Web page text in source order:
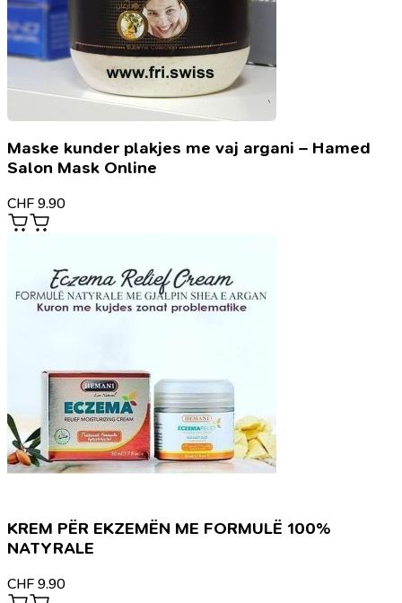
Maske kunder plakjes me vaj argani – Hamed
Salon Mask Online
CHF 9.90
KREM PËR EKZEMËN ME FORMULË 100%
NATYRALE
CHF 9.90